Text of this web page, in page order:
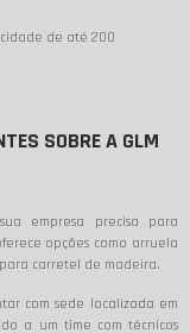
de até 200
SOBRE A GLM
empresa precisa para
opções como arruela
carretel de madeira.
com sede localizada em
a um time com técnicos